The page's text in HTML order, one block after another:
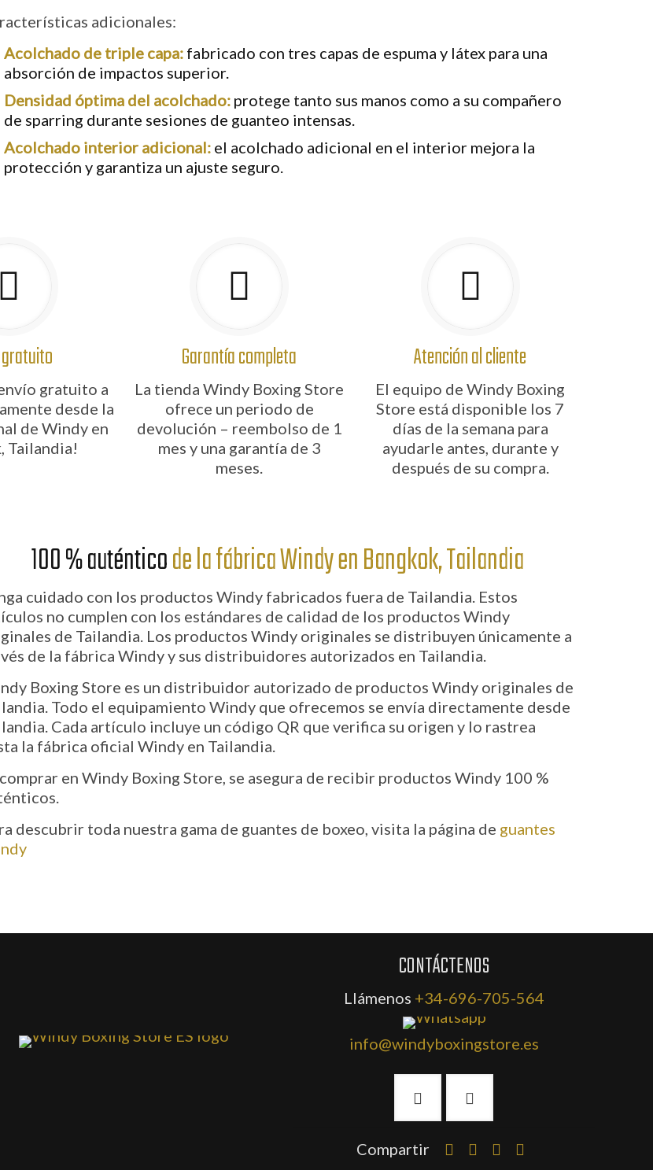
adicionales:
Acolchado de triple capa: fabricado con tres capas de espuma y látex para una
absorción de impactos superior.
Densidad óptima del acolchado:protege tanto sus manos como a su compañero
de sparring durante sesiones de guanteo intensas.
Acolchado interior adicional: el acolchado adicional en el interior mejora la
protección y garantiza un ajuste seguro.
gratuito a
desde la
de Windy en
Tailandia!
Garantía completa
La tienda Windy Boxing Store
ofrece un periodo de
devolución – reembolso de 1
mes y una garantía de 3
meses.
Atención al cliente
El equipo de Windy Boxing
Store está disponible los 7
días de la semana para
ayudarle antes, durante y
después de su compra.
100 % auténticode la fábrica Windy en Bangkok, Tailandia
cuidado con los productos Windy fabricados fuera de Tailandia. Estos
no cumplen con los estándares de calidad de los productos Windy
de Tailandia. Los productos Windy originales se distribuyen únicamente a
de la fábrica Windy y sus distribuidores autorizados en Tailandia.
Boxing Store es un distribuidor autorizado de productos Windy originales de
Todo el equipamiento Windy que ofrecemos se envía directamente desde
Cada artículo incluye un código QR que verifica su origen y lo rastrea
la fábrica oficial Windy en Tailandia.
en Windy Boxing Store, se asegura de recibir productos Windy 100 %
descubrir toda nuestra gama de guantes de boxeo, visita la página de guantes
CONTÁCTENOS
Llámenos +34-696-705-564
info@windyboxingstore.es
Compartir